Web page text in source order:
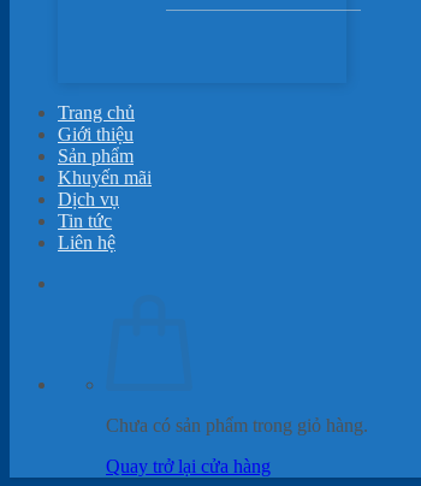
Trang chủ
Giới thiệu
Sản phẩm
Khuyến mãi
Dịch vụ
Tin tức
Liên hệ
Chưa có sản phẩm trong giỏ hàng.
Quay trở lại cửa hàng